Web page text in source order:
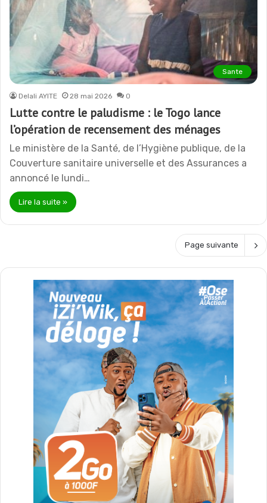
Sante
Delali AYITE 28 mai 2026 0
Lutte contre le paludisme : le Togo lance
l’opération de recensement des ménages
Le ministère de la Santé, de l’Hygiène publique, de la
Couverture sanitaire universelle et des Assurances a
annoncé le lundi…
Lire la suite »
Page suivante